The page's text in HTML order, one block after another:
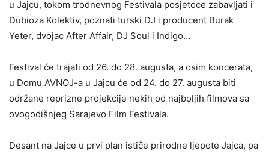
u Jajcu, tokom trodnevnog Festivala posjetoce zabavljati i
Dubioza Kolektiv, poznati turski DJ i producent Burak
Yeter, dvojac After Affair, DJ Soul i Indigo…
Festival će trajati od 26. do 28. augusta, a osim koncerata,
u Domu AVNOJ-a u Jajcu će od 24. do 27. augusta biti
održane reprizne projekcije nekih od najboljih filmova sa
ovogodišnjeg Sarajevo Film Festivala.
Desant na Jajce u prvi plan ističe prirodne ljepote Jajca, pa